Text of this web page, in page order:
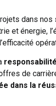
dans nos
et énergie,
responsabilité
de
dans la